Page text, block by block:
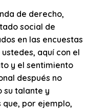
de derecho,
social de
en las encuestas
aquí con el
y el sentimiento
después no
su talante y
por ejemplo,